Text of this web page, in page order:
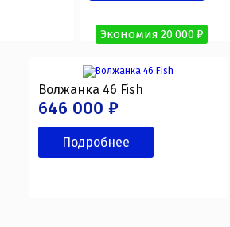
Экономия 20 000 ₽
Волжанка 46 Fish
646 000 ₽
Подробнее